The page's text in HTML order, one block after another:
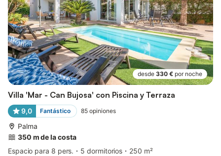
desde 330 € por noche
Villa 'Mar - Can Bujosa' con Piscina y Terraza
9,0 Fantástico 85 opiniones
Palma
350 m de la costa
Espacio para 8 pers.
5 dormitorios
250 m²